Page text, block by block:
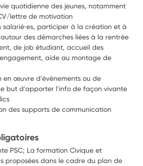
quotidienne des jeunes, notamment
lettre de motivation
salarié⸱es, participer à la création et à
autour des démarches liées à la rentrée
de job étudiant, accueil des
aide au montage de
en œuvre d'évènements ou de
but d'apporter l'info de façon vivante
des supports de communication
PSC; La formation Civique et
proposées dans le cadre du plan de